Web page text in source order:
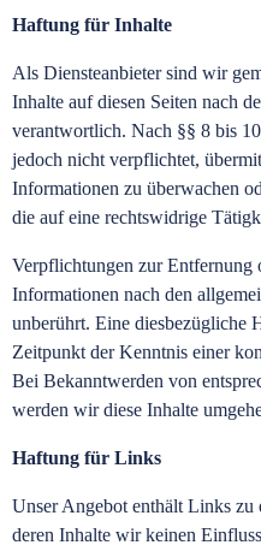
Haftung für Inhalte
Als Diensteanbieter sind wir
Inhalte auf diesen Seiten nach
verantwortlich. Nach §§ 8 bis
jedoch nicht verpflichtet,
Informationen zu überwachen
die auf eine rechtswidrige
Verpflichtungen zur Entfernung
Informationen nach den
unberührt. Eine diesbezügliche
Zeitpunkt der Kenntnis einer
Bei Bekanntwerden von
werden wir diese Inhalte
Haftung für Links
Unser Angebot enthält Links zu
deren Inhalte wir keinen